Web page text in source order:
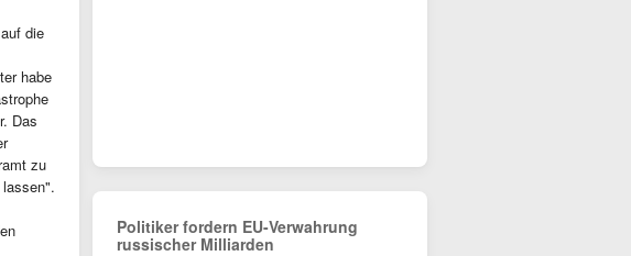
die
habe
Das
zu
Politiker fordern EU-Verwahrung
russischer Milliarden